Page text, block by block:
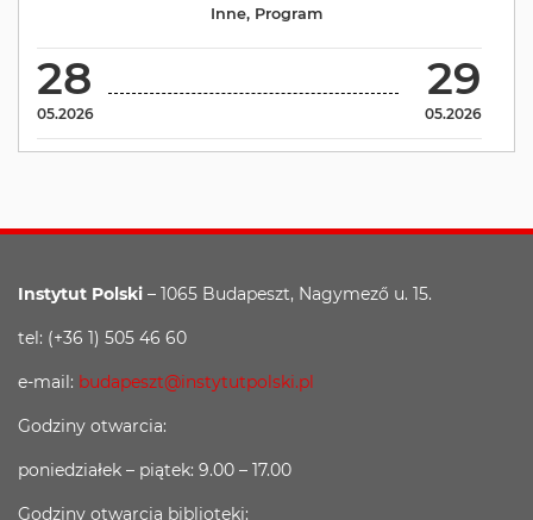
28
05.2026
29
05.2026
Inne, Program
Instytut Polski – 1065 Budapeszt, Nagymező u. 15.
tel: (+36 1) 505 46 60
e-mail: budapeszt@instytutpolski.pl
Godziny otwarcia:
poniedziałek – piątek: 9.00 – 17.00
Godziny otwarcia biblioteki: